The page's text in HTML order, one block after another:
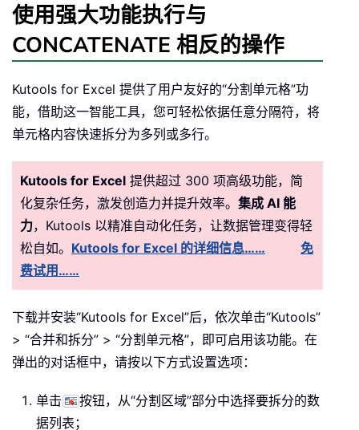
使用强大功能执行与
CONCATENATE 相反的操作
Kutools for Excel 提供了用户友好的“分割单元格”功
能，借助这一智能工具，您可轻松依据任意分隔符，将
单元格内容快速拆分为多列或多行。
Kutools for Excel 提供超过 300 项高级功能，简
化复杂任务，激发创造力并提升效率。 集成 AI 能
力，Kutools 以精准自动化任务，让数据管理变得轻
松自如。 Kutools for Excel 的详细信息……
免
费试用……
下载并安装“Kutools for Excel”后，依次单击“Kutools”
> “合并和拆分” > “分割单元格”，即可启用该功能。在
弹出的对话框中，请按以下方式设置选项：
单击
按钮，从“分割区域”部分中选择要拆分的数
据列表；